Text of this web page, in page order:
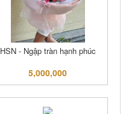
HSN - Ngập tràn hạnh phúc
5,000,000